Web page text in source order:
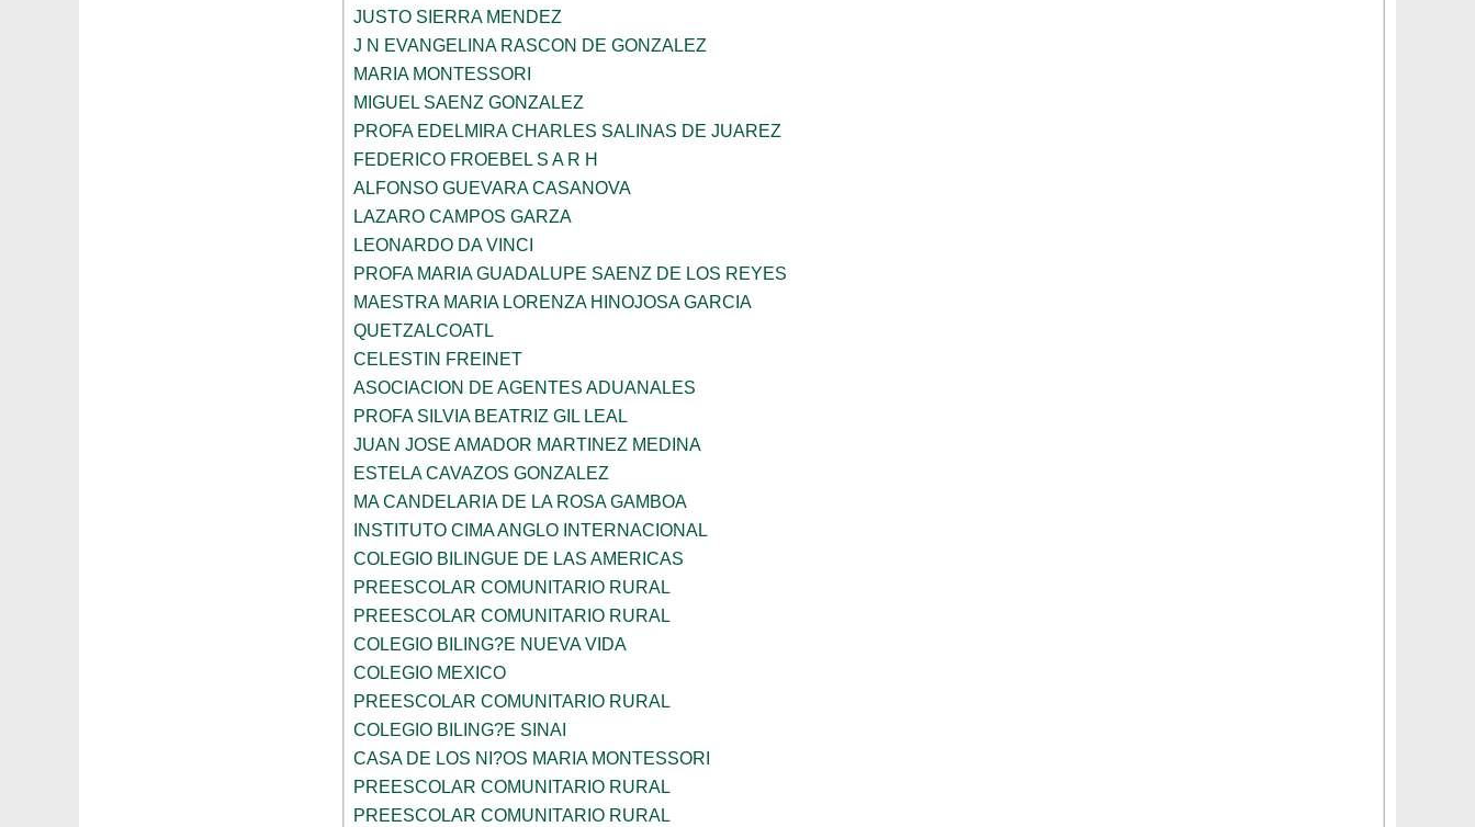
JUSTO SIERRA MENDEZ
J N EVANGELINA RASCON DE GONZALEZ
MARIA MONTESSORI
MIGUEL SAENZ GONZALEZ
PROFA EDELMIRA CHARLES SALINAS DE JUAREZ
FEDERICO FROEBEL S A R H
ALFONSO GUEVARA CASANOVA
LAZARO CAMPOS GARZA
LEONARDO DA VINCI
PROFA MARIA GUADALUPE SAENZ DE LOS REYES
MAESTRA MARIA LORENZA HINOJOSA GARCIA
QUETZALCOATL
CELESTIN FREINET
ASOCIACION DE AGENTES ADUANALES
PROFA SILVIA BEATRIZ GIL LEAL
JUAN JOSE AMADOR MARTINEZ MEDINA
ESTELA CAVAZOS GONZALEZ
MA CANDELARIA DE LA ROSA GAMBOA
INSTITUTO CIMA ANGLO INTERNACIONAL
COLEGIO BILINGUE DE LAS AMERICAS
PREESCOLAR COMUNITARIO RURAL
PREESCOLAR COMUNITARIO RURAL
COLEGIO BILING?E NUEVA VIDA
COLEGIO MEXICO
PREESCOLAR COMUNITARIO RURAL
COLEGIO BILING?E SINAI
CASA DE LOS NI?OS MARIA MONTESSORI
PREESCOLAR COMUNITARIO RURAL
PREESCOLAR COMUNITARIO RURAL